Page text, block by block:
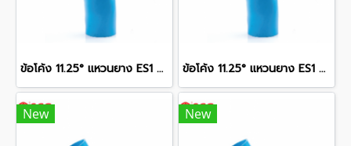
ข้อโค้ง 11.25° แหวนยาง ES1 SCG ขนาด 400 มม. (16 นิ้ว ) ชั้น 13.5 ข้อโค้ง 11.25° แหวนยาง ES1 SCG ขนาด 350 มม. (14 นิ้ว ) ชั้น 13.5
New New